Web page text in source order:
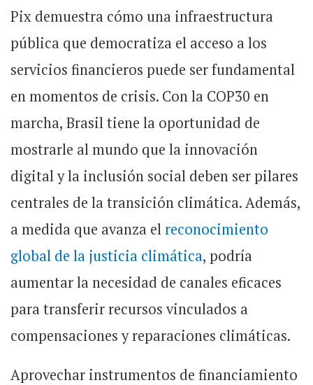
Pix demuestra cómo una infraestructura
pública que democratiza el acceso a los
servicios financieros puede ser fundamental
en momentos de crisis. Con la COP30 en
marcha, Brasil tiene la oportunidad de
mostrarle al mundo que la innovación
digital y la inclusión social deben ser pilares
centrales de la transición climática. Además,
a medida que avanza elreconocimiento
global de la justicia climática, podría
aumentar la necesidad de canales eficaces
para transferir recursos vinculados a
compensaciones y reparaciones climáticas.
Aprovechar instrumentos de financiamiento